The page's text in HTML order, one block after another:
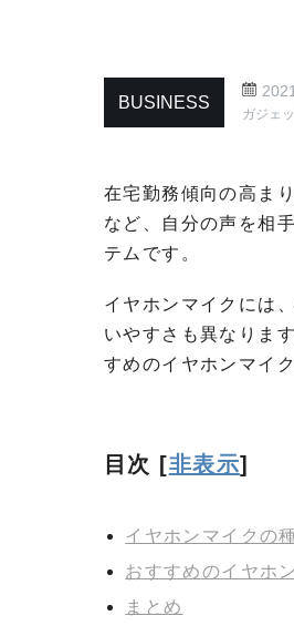
BUSINESS
ガジェ
在宅勤務傾向の高ま
など、自分の声を相
テムです。
イヤホンマイクには
いやすさも異なりま
すめのイヤホンマイ
目次 [非表示]
イヤホンマイクの
おすすめのイヤホ
まとめ